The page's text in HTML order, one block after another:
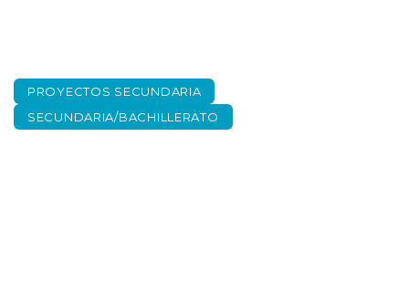
PROYECTOS SECUNDARIA
SECUNDARIA/BACHILLERATO